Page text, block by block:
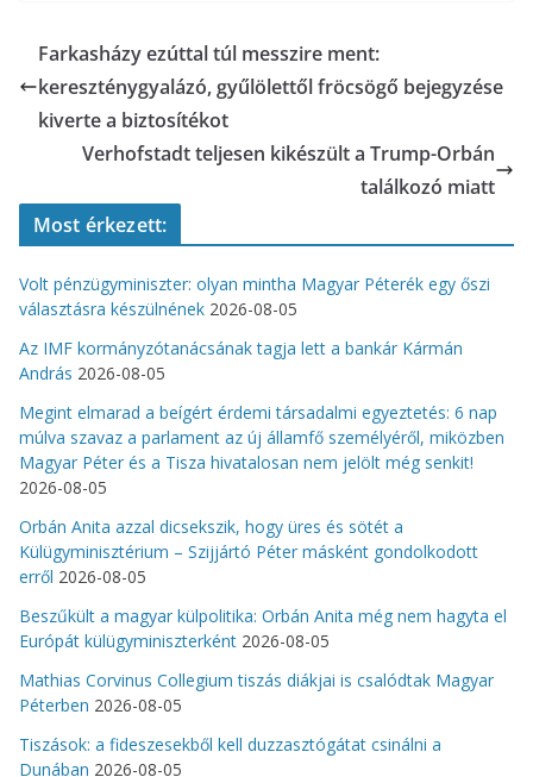
Farkasházy ezúttal túl messzire ment:
kereszténygyalázó, gyűlölettől fröcsögő bejegyzése
kiverte a biztosítékot
Verhofstadt teljesen kikészült a Trump-Orbán
találkozó miatt
Most érkezett:
Volt pénzügyminiszter: olyan mintha Magyar Péterék egy őszi
választásra készülnének 2026-08-05
Az IMF kormányzótanácsának tagja lett a bankár Kármán
András 2026-08-05
Megint elmarad a beígért érdemi társadalmi egyeztetés: 6 nap
múlva szavaz a parlament az új államfő személyéről, miközben
Magyar Péter és a Tisza hivatalosan nem jelölt még senkit!
2026-08-05
Orbán Anita azzal dicsekszik, hogy üres és sötét a
Külügyminisztérium – Szijjártó Péter másként gondolkodott
erről 2026-08-05
Beszűkült a magyar külpolitika: Orbán Anita még nem hagyta el
Európát külügyminiszterként 2026-08-05
Mathias Corvinus Collegium tiszás diákjai is csalódtak Magyar
Péterben 2026-08-05
Tiszások: a fideszesekből kell duzzasztógátat csinálni a
Dunában 2026-08-05